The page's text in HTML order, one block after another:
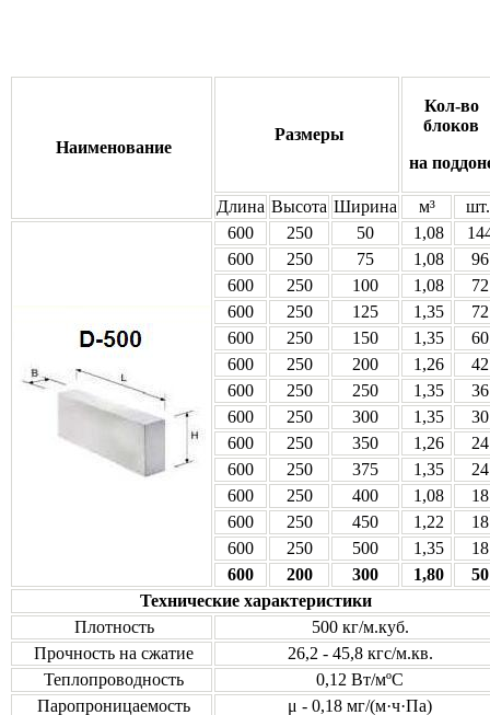
Наименование
Размеры
Кол-во
блоков
на
Длина Высота Ширина м³
шт.
600
250 50 1,08
600
250 75 1,08
96
600
250 100 1,08
72
600
250 125 1,35
72
600
250 150 1,35
60
600
250 200 1,26
42
600
250 250 1,35
36
600
250 300 1,35
30
600
250 350 1,26
24
600
250 375 1,35
24
600
250 400 1,08
18
600
250 450 1,22
18
600
250 500 1,35
18
600
200 300 1,80
50
Технические характеристики
Плотность
500 кг/м.куб.
Прочность на сжатие
26,2 - 45,8 кгс/м.кв.
Теплопроводность
0,12 Вт/мºС
Паропроницаемость
μ - 0,18 мг/(м·ч·Па)